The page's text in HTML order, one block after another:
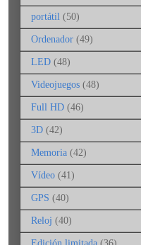
portátil (50)
Ordenador (49)
LED (48)
Videojuegos (48)
Full HD (46)
3D (42)
Memoria (42)
Vídeo (41)
GPS (40)
Reloj (40)